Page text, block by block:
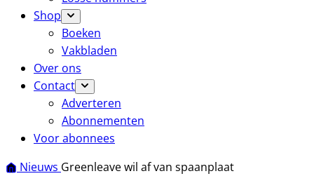
Shop
Boeken
Vakbladen
Over ons
Contact
Adverteren
Abonnementen
Voor abonnees
Nieuws Greenleave wil af van spaanplaat